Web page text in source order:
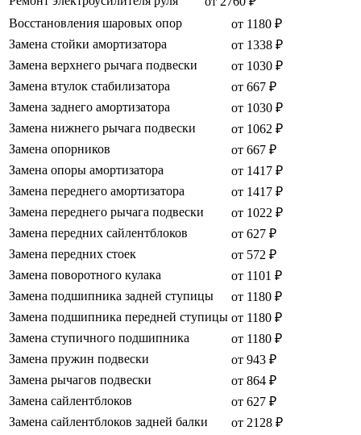
Восстановления шаровых опор
от 1180 ₽
Замена стойки амортизатора
от 1338 ₽
Замена верхнего рычага подвески
от 1030 ₽
Замена втулок стабилизатора
от 667 ₽
Замена заднего амортизатора
от 1030 ₽
Замена нижнего рычага подвески
от 1062 ₽
Замена опорников
от 667 ₽
Замена опоры амортизатора
от 1417 ₽
Замена переднего амортизатора
от 1417 ₽
Замена переднего рычага подвески
от 1022 ₽
Замена передних сайлентблоков
от 627 ₽
Замена передних стоек
от 572 ₽
Замена поворотного кулака
от 1101 ₽
Замена подшипника задней ступицы
от 1180 ₽
Замена подшипника передней ступицы от 1180 ₽
Замена ступичного подшипника
от 1180 ₽
Замена пружин подвески
от 943 ₽
Замена рычагов подвески
от 864 ₽
Замена сайлентблоков
от 627 ₽
Замена сайлентблоков задней балки
от 2128 ₽